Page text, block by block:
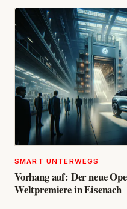
SMART UNTERWEGS
Vorhang auf: Der neue
Weltpremiere in Eisenach